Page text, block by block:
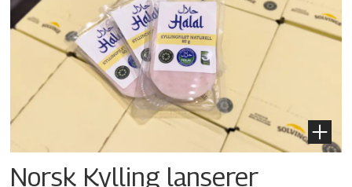
Norsk Kylling lanserer